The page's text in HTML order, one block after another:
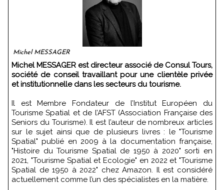
Michel MESSAGER
Michel MESSAGER est directeur associé de Consul Tours,
société de conseil travaillant pour une clientèle privée
et institutionnelle dans les secteurs du tourisme.
Il est Membre Fondateur de l’Institut Européen du
Tourisme Spatial et de l’AFST (Association Française des
Seniors du Tourisme). Il est l’auteur de nombreux articles
sur le sujet ainsi que de plusieurs livres : le "Tourisme
Spatial" publié en 2009 à la documentation française,
"Histoire du Tourisme Spatial de 1950 à 2020" sorti en
2021, "Tourisme Spatial et Ecologie" en 2022 et "Tourisme
Spatial de 1950 à 2022" chez Amazon. Il est considéré
actuellement comme l’un des spécialistes en la matière.